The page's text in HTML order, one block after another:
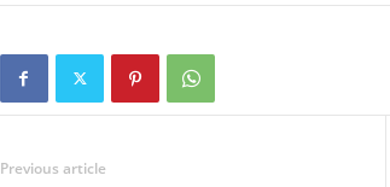
Previous article